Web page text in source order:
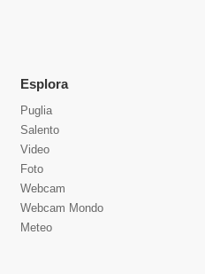
Esplora
Puglia
Salento
Video
Foto
Webcam
Webcam Mondo
Meteo